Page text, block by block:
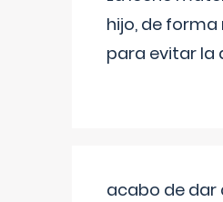
hijo, de
para evitar la
acabo de dar